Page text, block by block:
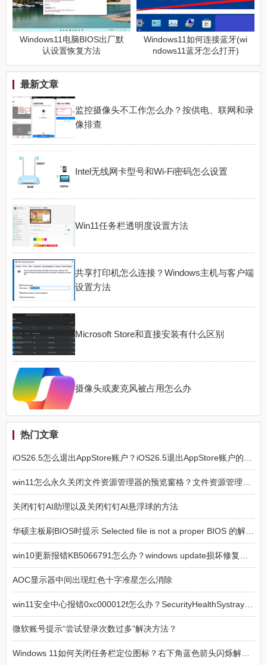
Windows11电脑BIOS出厂默
认设置恢复方法
Windows11如何连接蓝牙(wi
ndows11蓝牙怎么打开)
最新文章
监控摄像头不工作怎么办？按供电、联网和录
像排查
Intel无线网卡型号和Wi-Fi密码怎么设置
Win11任务栏透明度设置方法
共享打印机怎么连接？Windows主机与客户端
设置方法
Microsoft Store和直接安装有什么区别
摄像头或麦克风被占用怎么办
热门文章
关闭钉钉AI助理以及关闭钉钉AI悬浮球的方法
AOC显示器中间出现红色十字准星怎么消除
微软账号提示“尝试登录次数过多”解决方法？